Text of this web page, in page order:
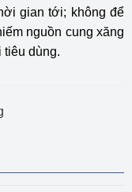
gian tới; không để
nguồn cung xăng
dùng.